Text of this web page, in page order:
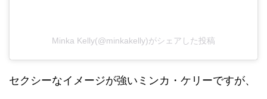
Minka Kelly(@minkakelly)がシェアした投稿
セクシーなイメージが強いミンカ・ケリーですが、